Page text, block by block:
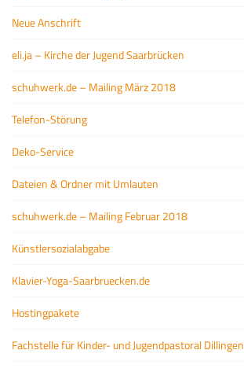
Neue Anschrift
eli.ja – Kirche der Jugend Saarbrücken
schuhwerk.de – Mailing März 2018
Telefon-Störung
Deko-Service
Dateien & Ordner mit Umlauten
schuhwerk.de – Mailing Februar 2018
Künstlersozialabgabe
Klavier-Yoga-Saarbruecken.de
Hostingpakete
Fachstelle für Kinder- und Jugendpastoral Dillingen